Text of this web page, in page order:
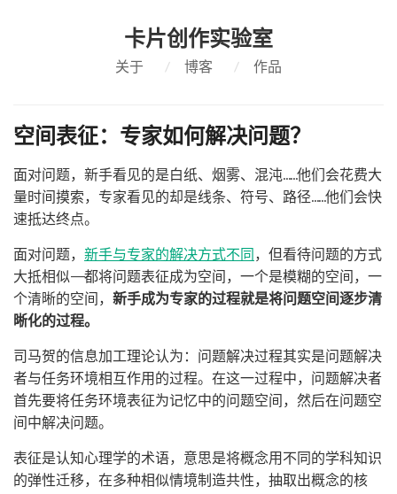
卡片创作实验室
关于 / 博客 / 作品
空间表征：专家如何解决问题？
面对问题，新手看见的是白纸、烟雾、混沌……他们会花费大
量时间摸索，专家看见的却是线条、符号、路径……他们会快
速抵达终点。
面对问题， 新手与专家的解决方式不同 ，但看待问题的方式
大抵相似——都将问题表征成为空间，一个是模糊的空间，一
个清晰的空间， 新手成为专家的过程就是将问题空间逐步清
晰化的过程。
司马贺的信息加工理论认为：问题解决过程其实是问题解决
者与任务环境相互作用的过程。在这一过程中，问题解决者
首先要将任务环境表征为记忆中的问题空间，然后在问题空
间中解决问题。
表征是认知心理学的术语，意思是将概念用不同的学科知识
的弹性迁移，在多种相似情境制造共性，抽取出概念的核